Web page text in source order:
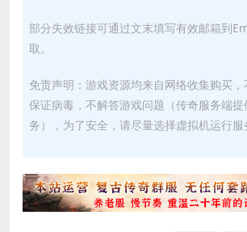
部分失效链接可通过文末填写有效邮箱到
取。
免责声明：游戏资源均来自网络收集购买，
保证病毒，不解答游戏问题（传奇服务端
务），为了安全，请尽量选择虚拟机运行服